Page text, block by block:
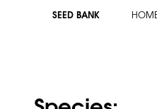
SEED BANK